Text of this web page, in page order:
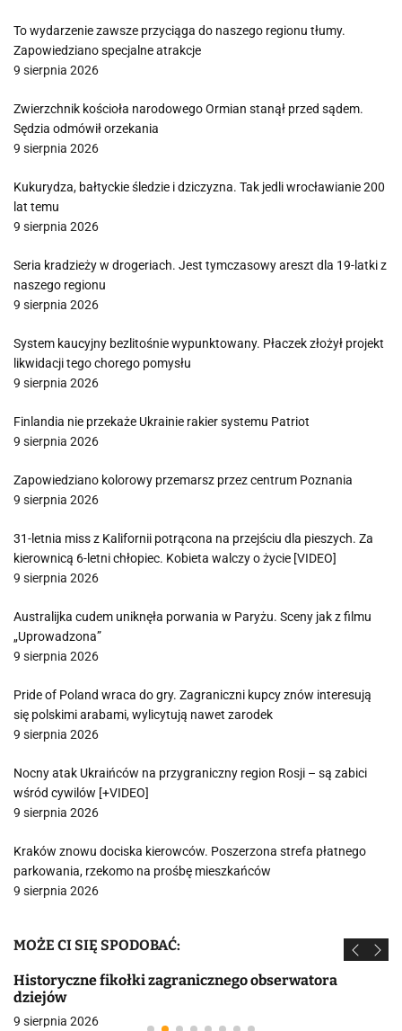
To wydarzenie zawsze przyciąga do naszego regionu tłumy.
Zapowiedziano specjalne atrakcje
9 sierpnia 2026
Zwierzchnik kościoła narodowego Ormian stanął przed sądem.
Sędzia odmówił orzekania
9 sierpnia 2026
Kukurydza, bałtyckie śledzie i dziczyzna. Tak jedli wrocławianie 200
lat temu
9 sierpnia 2026
Seria kradzieży w drogeriach. Jest tymczasowy areszt dla 19-latki z
naszego regionu
9 sierpnia 2026
System kaucyjny bezlitośnie wypunktowany. Płaczek złożył projekt
likwidacji tego chorego pomysłu
9 sierpnia 2026
Finlandia nie przekaże Ukrainie rakier systemu Patriot
9 sierpnia 2026
Zapowiedziano kolorowy przemarsz przez centrum Poznania
9 sierpnia 2026
31-letnia miss z Kalifornii potrącona na przejściu dla pieszych. Za
kierownicą 6-letni chłopiec. Kobieta walczy o życie [VIDEO]
9 sierpnia 2026
Australijka cudem uniknęła porwania w Paryżu. Sceny jak z filmu
„Uprowadzona”
9 sierpnia 2026
Pride of Poland wraca do gry. Zagraniczni kupcy znów interesują
się polskimi arabami, wylicytują nawet zarodek
9 sierpnia 2026
Nocny atak Ukraińców na przygraniczny region Rosji – są zabici
wśród cywilów [+VIDEO]
9 sierpnia 2026
Kraków znowu dociska kierowców. Poszerzona strefa płatnego
parkowania, rzekomo na prośbę mieszkańców
9 sierpnia 2026
MOŻE CI SIĘ SPODOBAĆ:
Historyczne fikołki zagranicznego obserwatora
dziejów
9 sierpnia 2026